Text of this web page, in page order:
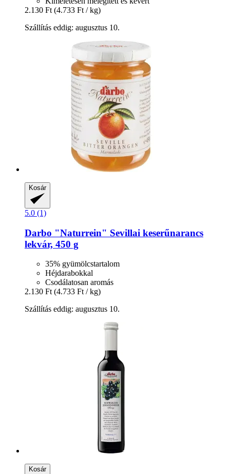
2.130 Ft (4.733 Ft / kg)
Szállítás eddig: augusztus 10.
Kosár
5.0 (1)
Darbo "Naturrein" Sevillai keserűnarancs
lekvár, 450 g
35% gyümölcstartalom
Héjdarabokkal
Csodálatosan aromás
2.130 Ft (4.733 Ft / kg)
Szállítás eddig: augusztus 10.
Kosár